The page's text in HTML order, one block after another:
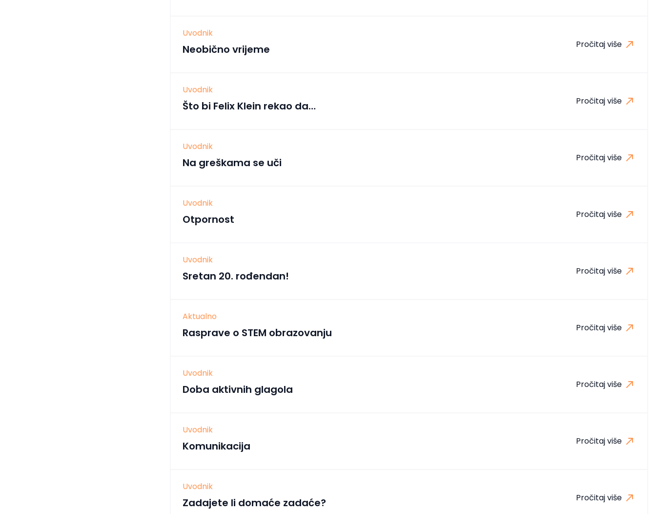
Uvodnik
Neobično vrijeme Pročitaj više
Uvodnik
Što bi Felix Klein rekao da… Pročitaj više
Uvodnik
Na greškama se uči Pročitaj više
Uvodnik
Otpornost Pročitaj više
Uvodnik
Sretan 20. rođendan! Pročitaj više
Aktualno
Rasprave o STEM obrazovanju Pročitaj više
Uvodnik
Doba aktivnih glagola Pročitaj više
Uvodnik
Komunikacija Pročitaj više
Uvodnik
Zadajete li domaće zadaće? Pročitaj više